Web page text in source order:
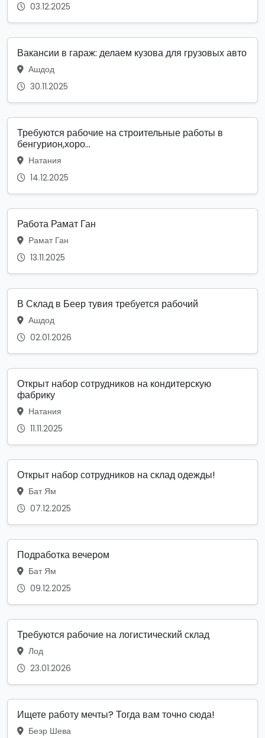
03.12.2025
Вакансии в гараж: делаем кузова для грузовых авто
Ашдод
30.11.2025
Требуются рабочие на строительные работы в
бенгурион,хоро...
Натания
14.12.2025
Работа Рамат Ган
Рамат Ган
13.11.2025
В Склад в Беер тувия требуется рабочий
Ашдод
02.01.2026
Открыт набор сотрудников на кондитерскую
фабрику
Натания
11.11.2025
Открыт набор сотрудников на склад одежды!
Бат Ям
07.12.2025
Подработка вечером
Бат Ям
09.12.2025
Требуются рабочие на логистический склад
Лод
23.01.2026
Ищете работу мечты? Тогда вам точно сюда!
Беэр Шева